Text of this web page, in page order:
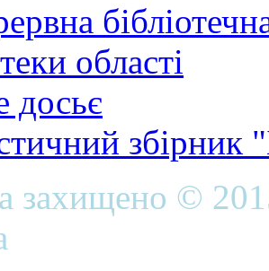
області
досьє
захищено ©